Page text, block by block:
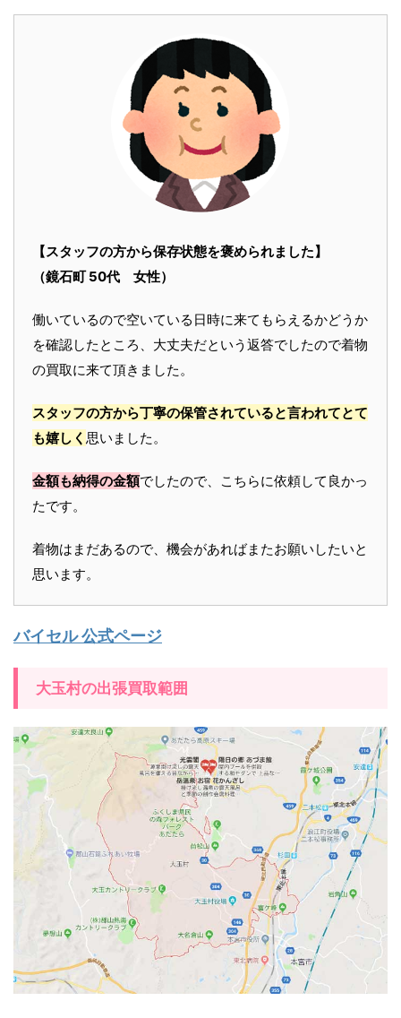
【スタッフの方から保存状態を褒められました】
（鏡石町 50代 女性）
働いているので空いている日時に来てもらえるかどうか
を確認したところ、大丈夫だという返答でしたので着物
の買取に来て頂きました。
スタッフの方から丁寧の保管されていると言われてとて
も嬉しく 思いました。
金額も納得の金額でしたので、こちらに依頼して良かっ
たです。
着物はまだあるので、機会があればまたお願いしたいと
思います。
バイセル 公式ページ
大玉村の出張買取範囲